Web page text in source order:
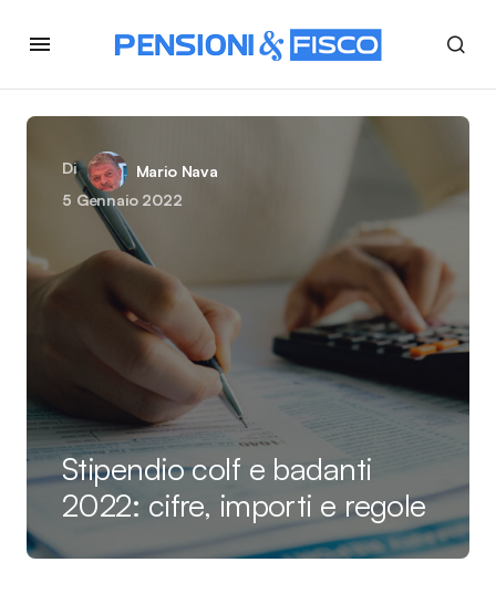
Di
Mario Nava
5 Gennaio 2022
Stipendio colf e badanti
2022: cifre, importi e regole